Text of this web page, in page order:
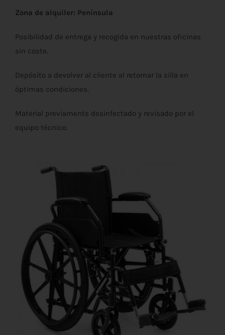
Zona de alquiler: Península
Posibilidad de entrega y recogida en nuestras oficinas
sin coste.
Depósito a devolver al cliente al retornar la silla en
óptimas condiciones.
Material previamente desinfectado y revisado por el
equipo técnico.